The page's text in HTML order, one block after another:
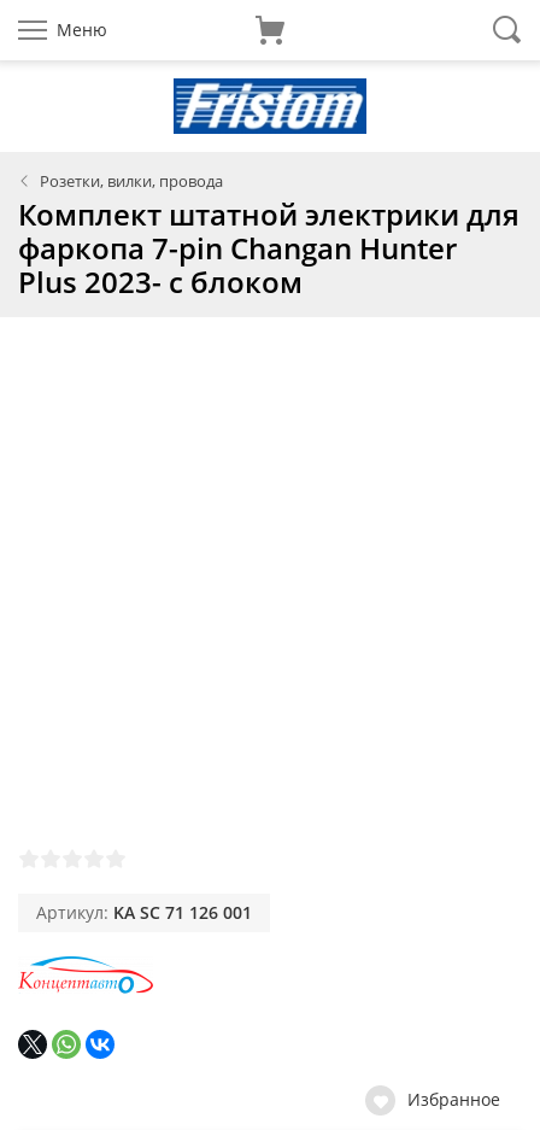
Меню
Розетки, вилки, провода
Комплект штатной электрики для
фаркопа 7-pin Changan Hunter
Plus 2023- с блоком
Артикул: KA SC 71 126 001
Избранное